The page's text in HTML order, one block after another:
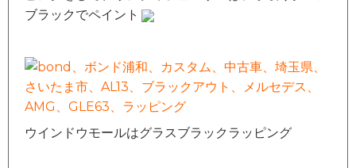
ブラックでペイント
ウインドウモールはグラスブラックラッピング